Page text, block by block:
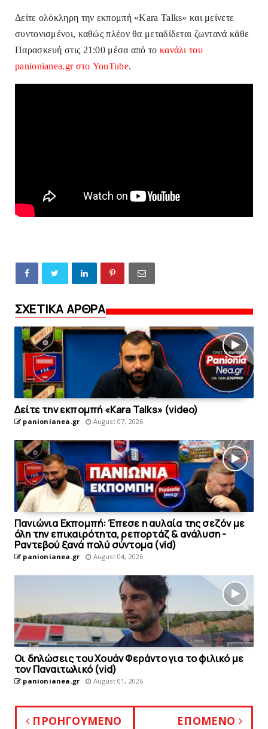
Δείτε ολόκληρη την εκπομπή «Kara Talks» και μείνετε
συντονισμένοι, καθώς πλέον θα μεταδίδεται ζωντανά κάθε
Παρασκευή στις 21:00 μέσα από το κανάλι του
panionianea.gr στο YouTube.
ΣΧΕΤΙΚΑ ΑΡΘΡΑ
Δείτε την εκπομπή «Kara Talks» (video)
panionianea.gr August 07, 2026
Πανιώνια Εκπομπή: Έπεσε η αυλαία της σεζόν με
όλη την επικαιρότητα, ρεπορτάζ & ανάλυση -
Ραντεβού ξανά πολύ σύντομα (vid)
panionianea.gr August 04, 2026
Οι δηλώσεις του Χουάν Φεράντο για το φιλικό με
τoν Παναιτωλικό (vid)
panionianea.gr August 01, 2026
ΠΡΟΗΓΟΥΜΕΝΟ ΕΠΟΜΕΝΟ